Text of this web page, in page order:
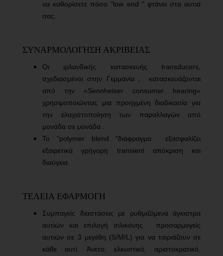
να καθορίσετε πόσο "low end " φτάνει στα αυτιά
σας.
ΣΥΝΑΡΜΟΛΟΓΗΣΗ ΑΚΡΙΒΕΙΑΣ
Οι ιρλανδικής κατασκευής transducers,
σχεδιασμένοι στην Γερμανία ,
κατασκευάζονται
από την «Sennheiser consumer
hearing»
χρησιμοποιώντας μια προηγμένη διαδικασία για
την ελαχιστοποίηση των παραλλαγών από
μονάδα σε μονάδα .
Το "polymer blend "διάφραγμα
εξασφαλίζει
εξαιρετικά γρήγορη transient απόκριση και
διαύγεια.
ΤΕΛΕΙΑ ΕΦΑΡΜΟΓΗ
Συμπαγείς διαστάσεις με ρυθμιζόμενα άγκιστρα
αυτιών και επιλογή σιλικόνης .
προσαρμογείς
αυτιών σε 3 μεγέθη (S/M/L) για να ταιριάζουν σε
κάθε αυτί. Άνετο, ελκυστικό, αριστοκρατικό,